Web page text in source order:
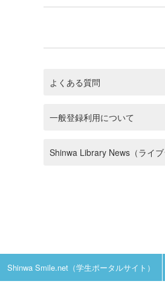
よくある質問
一般登録利用について
Shinwa Library News（ライブ
Shinwa Smile.net（学生ポータルサイト）